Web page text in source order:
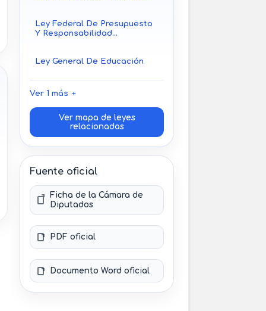
Ley Federal De Presupuesto
Y Responsabilidad
Ley General De Educación
Ver 1 más
Ver mapa de leyes
relacionadas
Fuente oficial
Ficha de la Cámara de
Diputados
PDF oficial
Documento Word oficial